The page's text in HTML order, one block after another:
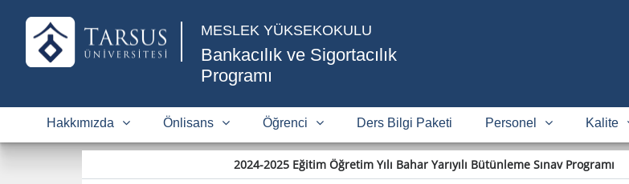
MESLEK YÜKSEKOKULU
Bankacılık ve Sigortacılık
Programı
Hakkımızda Önlisans Öğrenci Ders Bilgi Paketi Personel Kalite
2024-2025 Eğitim Öğretim Yılı Bahar Yarıyılı Bütünleme Sınav Programı